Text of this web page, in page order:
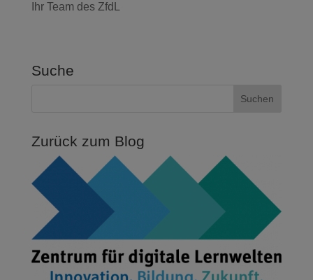
Ihr Team des ZfdL
Suche
Zurück zum Blog